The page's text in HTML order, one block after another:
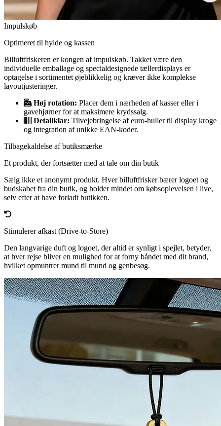
Impulskøb
Optimeret til hylde og kassen
Billuftfriskeren er kongen af ​​impulskøb. Takket være den
individuelle emballage og specialdesignede tællerdisplays er
optagelse i sortimentet øjeblikkelig og kræver ikke komplekse
layoutjusteringer.
Høj rotation: Placer dem i nærheden af ​​kasser eller i
gavehjørner for at maksimere krydssalg.
Detailklar: Tilvejebringelse af euro-huller til display kroge
og integration af unikke EAN-koder.
Tilbagekaldelse af butiksmærke
Et produkt, der fortsætter med at tale om din butik
Sælg ikke et anonymt produkt. Hver billuftfrisker bærer logoet og
budskabet fra din butik, og holder mindet om købsoplevelsen i live,
selv efter at have forladt butikken.
Stimulerer afkast (Drive-to-Store)
Den langvarige duft og logoet, der altid er synligt i spejlet, betyder,
at hver rejse bliver en mulighed for at forny båndet med dit brand,
hvilket opmuntrer mund til mund og genbesøg.